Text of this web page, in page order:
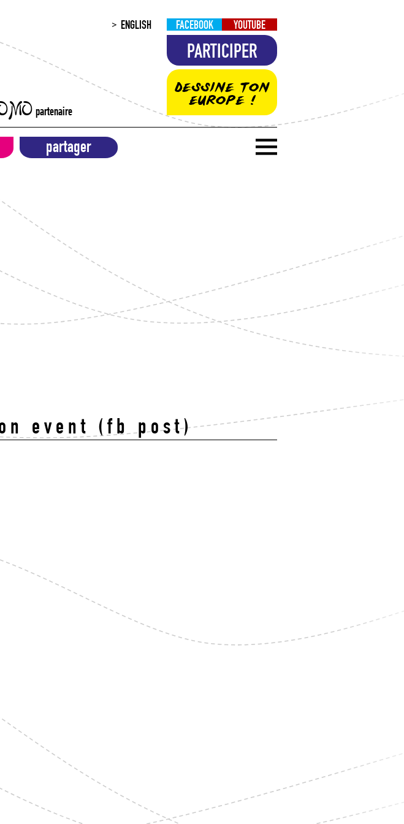
ENGLISH FACEBOOK YOUTUBE
PARTICIPER
DESSINE TON
EUROPE !
partenaire
partager
event (fb post)